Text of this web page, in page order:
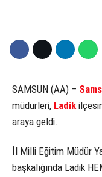
SAMSUN (AA) –
müdürleri, Ladik
araya geldi.
İl Milli Eğitim Müdür
başkalığında Ladik